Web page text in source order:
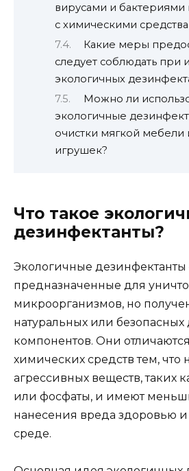
вирусами и
с химическими
Какие меры
следует соблюдать при
экологичных
Можно ли
экологичные
очистки мягкой мебели
игрушек?
Что такое
дезинфектанты?
Экологичные дезинфектанты
предназначенные для
микроорганизмов, но
натуральных или безопасных
компонентов. Они
химических средств тем, что
агрессивных веществ, таких
или фосфаты, и имеют
нанесения вреда здоровью
среде.